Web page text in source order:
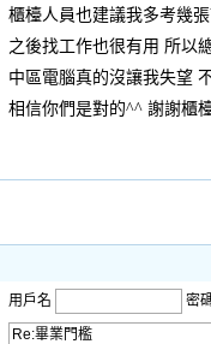
櫃檯人員也建議我多考幾
之後找工作也很有用 所以
中區電腦真的沒讓我失望
相信你們是對的^^ 謝謝櫃
用戶名
密